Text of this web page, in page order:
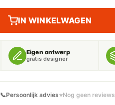
IN WINKELWAGEN
Eigen ontwerp
gratis designer
📞Persoonlijk advies⭐Nog geen reviews